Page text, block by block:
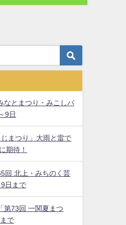
なとまつり・みこしパ
9日
まつり」大雨と雷で
期待！
回 北上・みちのく芸
日まで
第73回 一関夏まつ
で